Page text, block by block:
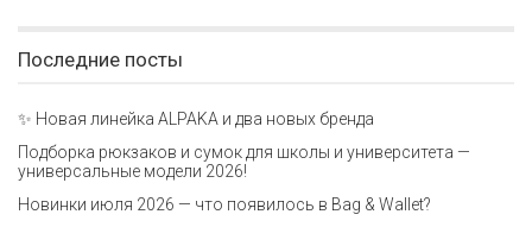
Последние посты
✨ Новая линейка ALPAKA и два новых бренда
Подборка рюкзаков и сумок для школы и университета —
универсальные модели 2026!
Новинки июля 2026 — что появилось в Bag & Wallet?